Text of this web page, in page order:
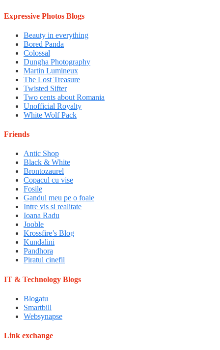
Expressive Photos Blogs
Beauty in everything
Bored Panda
Colossal
Dungha Photography
Martin Lumineux
The Lost Treasure
Twisted Sifter
Two cents about Romania
Unofficial Royalty
White Wolf Pack
Friends
Antic Shop
Black & White
Brontozaurel
Copacul cu vise
Fosile
Gandul meu pe o foaie
Intre vis si realitate
Ioana Radu
Jooble
Krossfire’s Blog
Kundalini
Pandhora
Piratul cinefil
IT & Technology Blogs
Blogatu
Smartbill
Websynapse
Link exchange